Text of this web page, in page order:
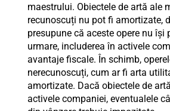
maestrului. Obiectele de artă ale
recunoscuți nu pot fi amortizate,
presupune că aceste opere nu își
urmare, includerea în activele
avantaje fiscale. În schimb,
nerecunoscuți, cum ar fi arta
amortizate. Dacă obiectele de
activele companiei, eventualele